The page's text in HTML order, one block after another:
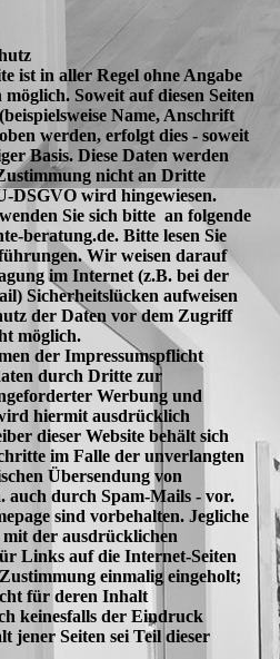
ist in aller Regel ohne Angabe
Soweit auf diesen Seiten
Name, Anschrift
werden, erfolgt dies - soweit
Basis. Diese Daten werden
nicht an Dritte
DSGVO wird hingewiesen.
Sie sich bitte an folgende
beratung.de. Bitte lesen Sie
Wir weisen darauf
im Internet (z.B. bei der
Sicherheitslücken aufweisen
der Daten vor dem Zugriff
möglich.
der Impressumspflicht
durch Dritte zur
Werbung und
hiermit ausdrücklich
dieser Website behält sich
im Falle der unverlangten
Übersendung von
auch durch Spam-Mails - vor.
sind vorbehalten. Jegliche
der ausdrücklichen
Links auf die Internet-Seiten
einmalig eingeholt;
für deren Inhalt
keinesfalls der Eindruck
jener Seiten sei Teil dieser